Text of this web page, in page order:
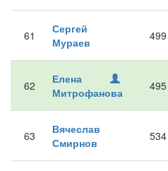
61
Сергей
Мураев
499
62
Елена
Митрофанова
495
63
Вячеслав
Смирнов
534